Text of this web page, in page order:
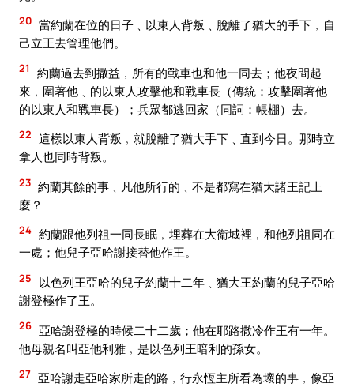
20 當約蘭在位的日子﹑以東人背叛﹑脫離了猶大的手下﹐自
己立王去管理他們。
21
約蘭過去到撒益﹐所有的戰車也和他一同去；他夜間起
來﹐圍著他﹑的以東人攻擊他和戰車長（傳統：攻擊圍著他
的以東人和戰車長）；兵眾都逃回家（同詞：帳棚）去。
22 這樣以東人背叛﹐就脫離了猶大手下﹑直到今日。那時立
拿人也同時背叛。
23 約蘭其餘的事﹑凡他所行的﹑不是都寫在猶大諸王記上
麼？
24 約蘭跟他列祖一同長眠﹐埋葬在大衛城裡﹐和他列祖同在
一處；他兒子亞哈謝接替他作王。
25
以色列王亞哈的兒子約蘭十二年﹑猶大王約蘭的兒子亞哈
謝登極作了王。
26 亞哈謝登極的時候二十二歲；他在耶路撒冷作王有一年。
他母親名叫亞他利雅﹐是以色列王暗利的孫女。
27 亞哈謝走亞哈家所走的路﹐行永恆主所看為壞的事﹐像亞